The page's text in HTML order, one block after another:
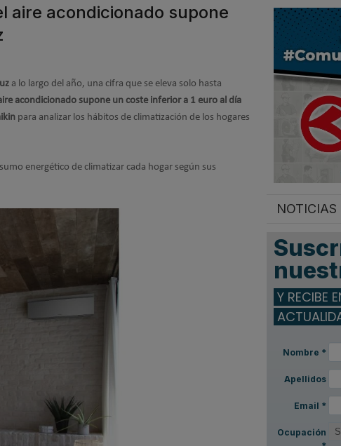
aire acondicionado supone
a lo largo del año, una cifra que se eleva solo hasta
acondicionado supone un coste inferior a 1 euro al día
para analizar los hábitos de climatización de los hogares
energético de climatizar cada hogar según sus
r
NOTICIAS
Y RECIBE
Nombre *
Apellidos
Email *
Ocupación